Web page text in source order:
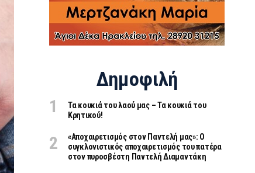
Δημοφιλή
Τα κουκιά του λαού μας – Τα κουκιά του
Κρητικού!
«Aποχαιρετισμός στον Παντελή μας»: Ο
συγκλονιστικός αποχαιρετισμός του πατέρα
στον πυροσβέστη Παντελή Διαμαντάκη